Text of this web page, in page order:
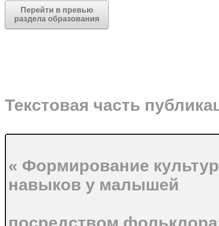
Перейти в превью
раздела образования
Текстовая часть
« Формирование
навыков у малышей